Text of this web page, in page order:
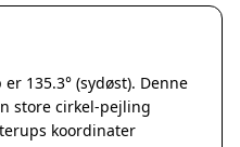
135.3° (sydøst). Denne
store cirkel-pejling
koordinater